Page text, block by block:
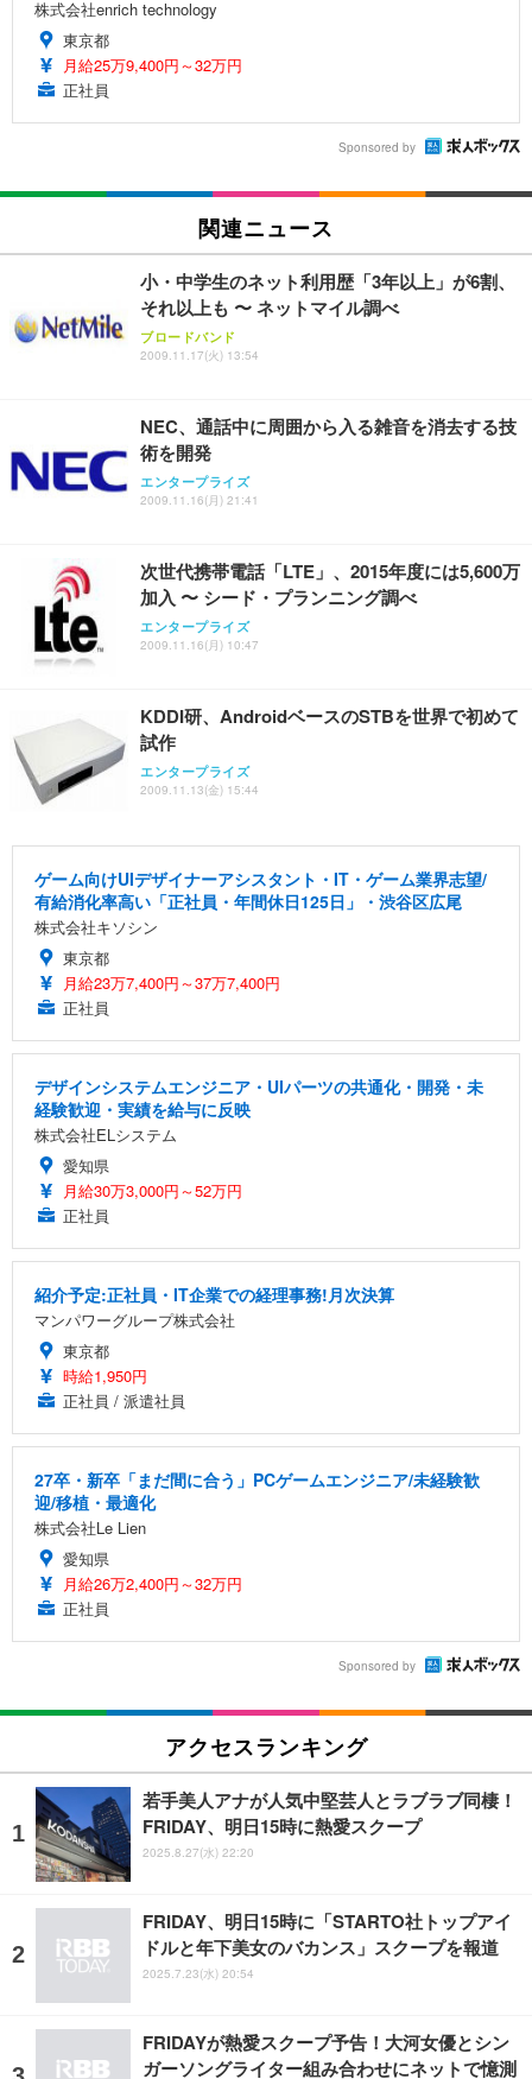
株式会社enrich technology
東京都
月給25万9,400円～32万円
正社員
Sponsored by
関連ニュース
小・中学生のネット利用歴「3年以上」が6割、
それ以上も 〜 ネットマイル調べ
ブロードバンド
2009.11.17(火) 13:54
NEC、通話中に周囲から入る雑音を消去する技
術を開発
エンタープライズ
2009.11.16(月) 21:41
次世代携帯電話「LTE」、2015年度には5,600万
加入 〜 シード・プランニング調べ
エンタープライズ
2009.11.16(月) 10:47
KDDI研、AndroidベースのSTBを世界で初めて
試作
エンタープライズ
2009.11.13(金) 15:44
ゲーム向けUIデザイナーアシスタント・IT・ゲーム業界志望/
有給消化率高い「正社員・年間休日125日」・渋谷区広尾
株式会社キソシン
東京都
月給23万7,400円～37万7,400円
正社員
デザインシステムエンジニア・UIパーツの共通化・開発・未
経験歓迎・実績を給与に反映
株式会社ELシステム
愛知県
月給30万3,000円～52万円
正社員
紹介予定:正社員・IT企業での経理事務!月次決算
マンパワーグループ株式会社
東京都
時給1,950円
正社員 / 派遣社員
27卒・新卒「まだ間に合う」PCゲームエンジニア/未経験歓
迎/移植・最適化
株式会社Le Lien
愛知県
月給26万2,400円～32万円
正社員
Sponsored by
アクセスランキング
若手美人アナが人気中堅芸人とラブラブ同棲！
FRIDAY、明日15時に熱愛スクープ
2025.8.27(水) 22:20
FRIDAY、明日15時に「STARTO社トップアイ
ドルと年下美女のバカンス」スクープを報道
2025.7.23(水) 20:54
FRIDAYが熱愛スクープ予告！大河女優とシン
ガーソングライター組み合わせにネットで憶測